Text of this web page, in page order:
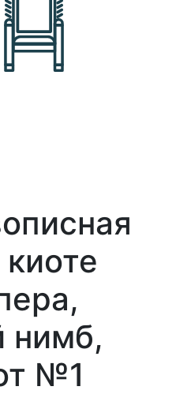
нимб,
№1